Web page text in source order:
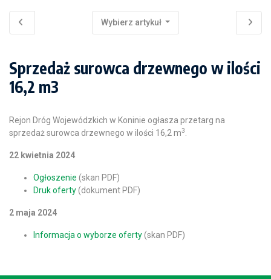
Wybierz artykuł
Sprzedaż surowca drzewnego w ilości
16,2 m3
Rejon Dróg Wojewódzkich w Koninie ogłasza przetarg na
sprzedaż surowca drzewnego w ilości 16,2 m3
22 kwietnia 2024
Ogłoszenie (skan PDF)
Druk oferty(dokument PDF)
2 maja 2024
Informacja o wyborze oferty(skan PDF)